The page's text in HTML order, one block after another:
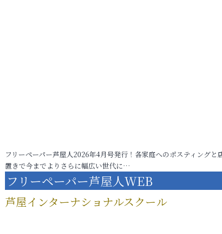
フリーペーパー芦屋人2026年4月号発行！各家庭へのポスティングと
置きで今までよりさらに幅広い世代に…
フリーペーパー芦屋人WEB
芦屋インターナショナルスクール